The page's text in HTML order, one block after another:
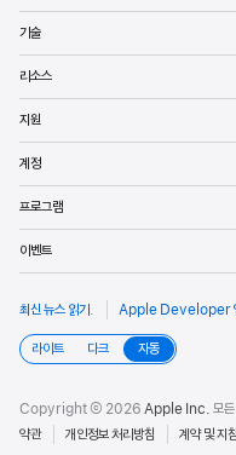
기술
리소스
지원
계정
프로그램
이벤트
최신 뉴스 읽기 . Apple Developer
라이트 다크 자동
Copyright © 2026 Apple Inc. 모
약관
개인정보 처리방침 계약 및 지침